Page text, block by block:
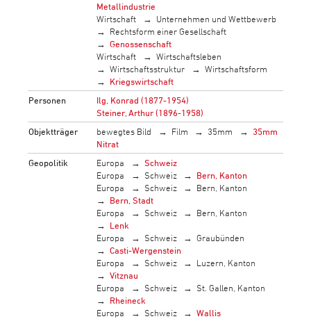
Metallindustrie
Wirtschaft
Unternehmen und Wettbewerb
Rechtsform einer Gesellschaft
Genossenschaft
Wirtschaft
Wirtschaftsleben
Wirtschaftsstruktur
Wirtschaftsform
Kriegswirtschaft
Personen
Ilg, Konrad (1877-1954)
Steiner, Arthur (1896-1958)
Objektträger
bewegtes Bild Film 35mm
35mm
Nitrat
Geopolitik
Europa
Schweiz
Europa
Schweiz
Bern, Kanton
Europa
Schweiz
Bern, Kanton
Bern, Stadt
Europa
Schweiz
Bern, Kanton
Lenk
Europa
Schweiz
Graubünden
Casti-Wergenstein
Europa
Schweiz
Luzern, Kanton
Vitznau
Europa
Schweiz
St. Gallen, Kanton
Rheineck
Europa
Schweiz
Wallis